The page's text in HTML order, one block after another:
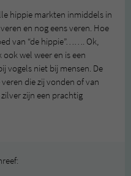
hippie markten inmiddels in
en nog eens veren. Hoe
van “de hippie”……. Ok,
wel weer en is een
vogels niet bij mensen. De
die zij vonden of van
zijn een prachtig